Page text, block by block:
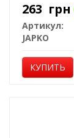
263 грн
Артикул:
JAPKO
КУПИТЬ